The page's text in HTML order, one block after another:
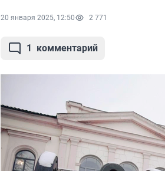
20 января 2025, 12:50 2 771
1 комментарий